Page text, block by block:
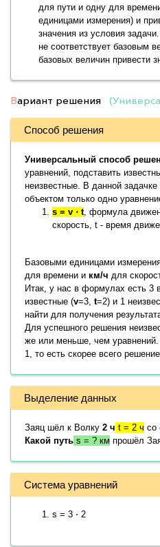
для пути и одну для
единицами измерения) и
значения из условия
не соответствует базовым
базовых величин привести
Вариант решения
Способ решения
Универсальный способ
уравнений, подставить
неизвестные. В данной
объектом только одно
s = v ⋅ t, формула
скорость, t - время
Базовыми единицами
для времени и км/ч для
Итак, у нас в формулах есть 3
известные (v=3, t=2) и 1
найти для получения
Для успешного решения
же или меньше, чем
1, то есть скорее всего
Выделение данных
Заяц шёл к Волку 2 ч t = 2 ч со
Какой путь s = ? км прошёл
Система уравнений
s = 3 ⋅ 2